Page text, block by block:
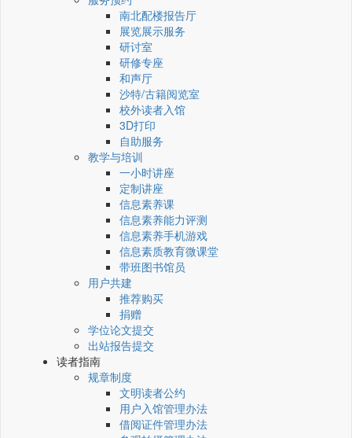
南北配楼报告厅
展览展示服务
研讨室
研修专座
和声厅
沙特/古籍阅览室
校外读者入馆
3D打印
自助服务
教学与培训
一小时讲座
定制讲座
信息素养课
信息素养能力评测
信息素养手机游戏
信息素质教育微课堂
带班图书馆员
用户共建
推荐购买
捐赠
学位论文提交
出站报告提交
读者指南
规章制度
文明读者公约
用户入馆管理办法
借阅证件管理办法